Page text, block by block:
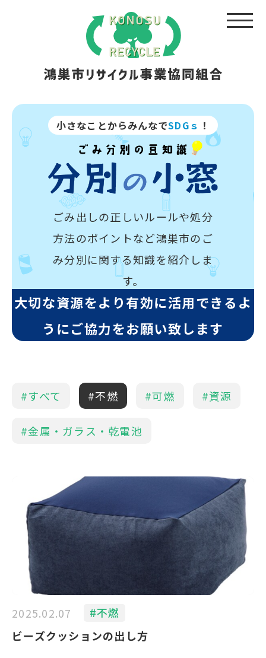
小さなことからみんなでSDGｓ ！
ごみ出しの正しいルールや処分
方法のポイントなど鴻巣市のご
み分別に関する知識を紹介しま
す。
大切な資源をより有効に活用できるよ
うにご協力をお願い致します
#すべて #不燃 #可燃 #資源
#金属・ガラス・乾電池
2025.02.07
#不燃
ビーズクッションの出し方